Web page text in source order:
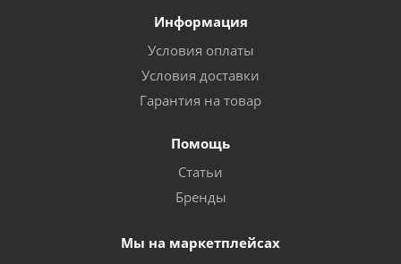
Информация
Условия оплаты
Условия доставки
Гарантия на товар
Помощь
Статьи
Бренды
Мы на маркетплейсах